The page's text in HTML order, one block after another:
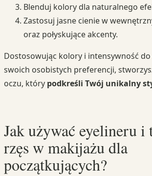
Blenduj kolory dla naturalnego
Zastosuj jasne cienie w
oraz połyskujące akcenty.
Dostosowując kolory i intensywność
swoich osobistych preferencji,
oczu, który podkreśli Twój unikalny
Jak używać eyelineru i
rzęs w makijażu dla
początkujących?